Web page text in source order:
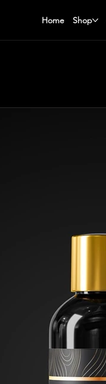
Home Shop